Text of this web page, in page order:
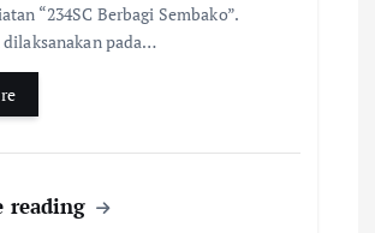
“234SC Berbagi Sembako”.
pada…
reading